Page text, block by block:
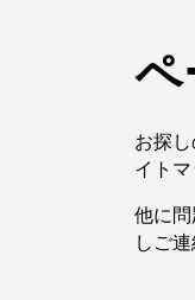
ペ
お探
イト
他に
しご